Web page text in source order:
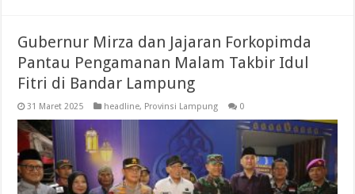
Gubernur Mirza dan Jajaran Forkopimda
Pantau Pengamanan Malam Takbir Idul
Fitri di Bandar Lampung
31 Maret 2025 headline, Provinsi Lampung 0